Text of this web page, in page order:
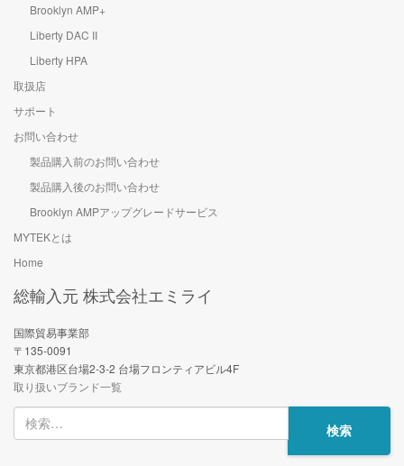
Brooklyn AMP+
Liberty DAC II
Liberty HPA
取扱店
サポート
お問い合わせ
製品購入前のお問い合わせ
製品購入後のお問い合わせ
Brooklyn AMPアップグレードサービス
MYTEKとは
Home
総輸入元 株式会社エミライ
国際貿易事業部
〒135-0091
東京都港区台場2-3-2 台場フロンティアビル4F
取り扱いブランド一覧
検
索: